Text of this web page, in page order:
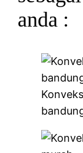
anda :